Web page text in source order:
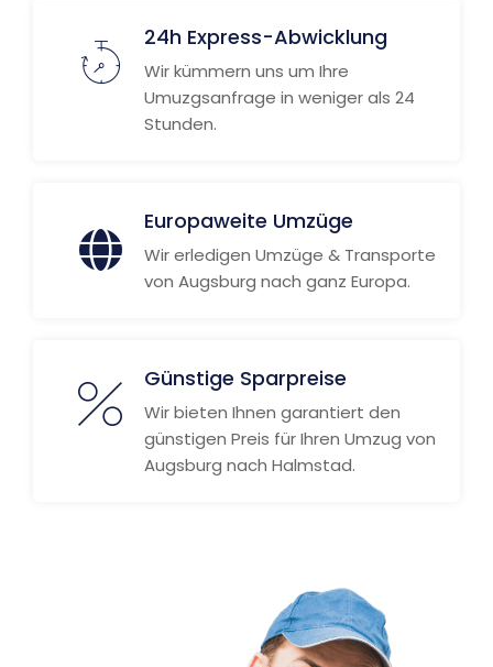
24h Express-Abwicklung
Wir kümmern uns um Ihre
Umuzgsanfrage in weniger als 24
Stunden.
Europaweite Umzüge
Wir erledigen Umzüge & Transporte
von Augsburg nach ganz Europa.
Günstige Sparpreise
Wir bieten Ihnen garantiert den
günstigen Preis für Ihren Umzug von
Augsburg nach Halmstad.